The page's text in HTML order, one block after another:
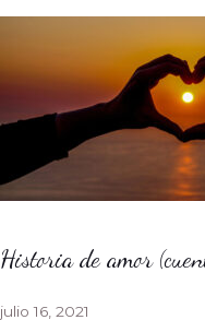
Historia de amor
julio 16, 2021